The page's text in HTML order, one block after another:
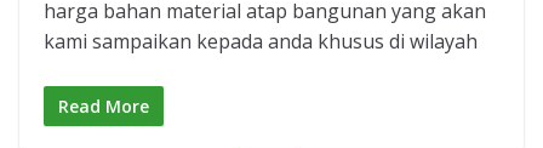
harga bahan material atap bangunan yang akan
kami sampaikan kepada anda khusus di wilayah
Read More